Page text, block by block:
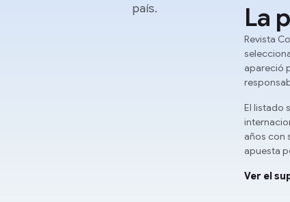
país.
La
Revista
apareció
El listado
años con
apuesta
Ver el